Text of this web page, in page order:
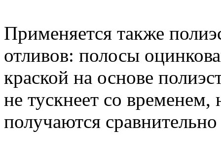
Применяется также
отливов: полосы
краской на основе
не тускнеет со временем,
получаются